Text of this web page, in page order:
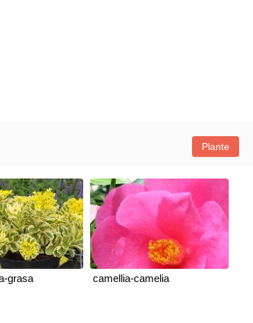
Plante
grasa camellia-camelia